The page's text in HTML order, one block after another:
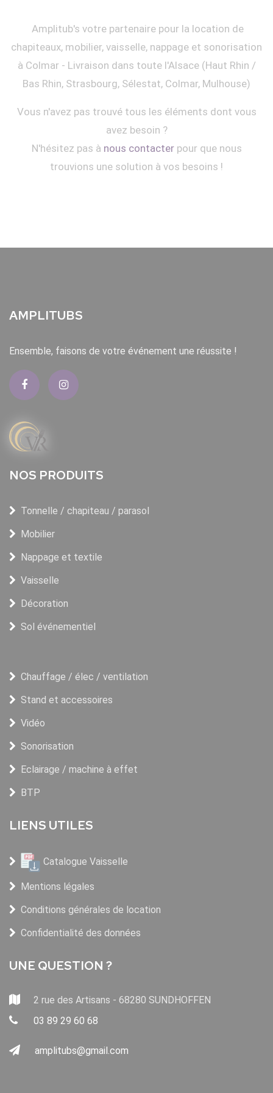
Amplitub's votre partenaire pour la location de
chapiteaux, mobilier, vaisselle, nappage et sonorisation
à Colmar - Livraison dans toute l'Alsace (Haut Rhin /
Bas Rhin, Strasbourg, Sélestat, Colmar, Mulhouse)
Vous n'avez pas trouvé tous les éléments dont vous
avez besoin ?
N'hésitez pas à nous contacterpour que nous
trouvions une solution à vos besoins !
AMPLITUBS
Ensemble, faisons de votre événement une réussite !
NOS PRODUITS
Tonnelle / chapiteau / parasol
Mobilier
Nappage et textile
Vaisselle
Décoration
Sol événementiel
Chauffage / élec / ventilation
Stand et accessoires
Vidéo
Sonorisation
Eclairage / machine à effet
BTP
LIENS UTILES
Catalogue Vaisselle
Mentions légales
Conditions générales de location
Confidentialité des données
UNE QUESTION ?
2 rue des Artisans - 68280 SUNDHOFFEN
03 89 29 60 68
amplitubs@gmail.com